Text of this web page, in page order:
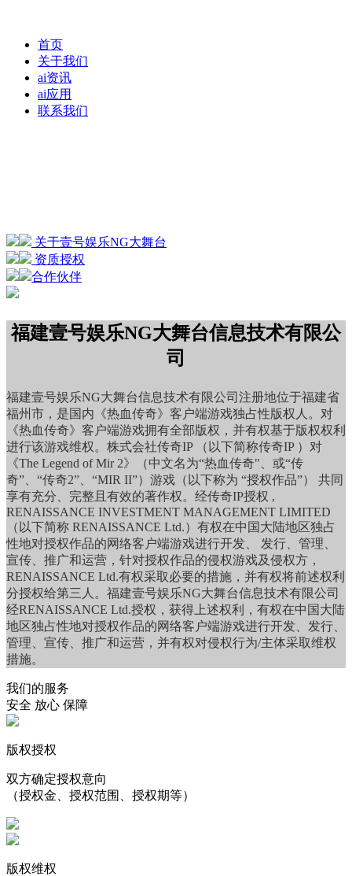
首页
关于我们
ai资讯
ai应用
联系我们
关于壹号娱乐NG大舞台
资质授权
合作伙伴
福建壹号娱乐NG大舞台信息技术有限公
司
福建壹号娱乐NG大舞台信息技术有限公司注册地位于福建省
福州市，是国内《热血传奇》客户端游戏独占性版权人。对
《热血传奇》客户端游戏拥有全部版权，并有权基于版权权利
进行该游戏维权。株式会社传奇IP （以下简称传奇IP ）对
《The Legend of Mir 2》（中文名为“热血传奇"、或“传
奇”、“传奇2”、“MIR II”）游戏（以下称为 “授权作品”） 共同
享有充分、完整且有效的著作权。经传奇IP授权 ,
RENAISSANCE INVESTMENT MANAGEMENT LIMITED
（以下简称 RENAISSANCE Ltd.）有权在中国大陆地区独占
性地对授权作品的网络客户端游戏进行开发、 发行、管理、
宣传、推广和运营，针对授权作品的侵权游戏及侵权方，
RENAISSANCE Ltd.有权采取必要的措施，并有权将前述权利
分授权给第三人。福建壹号娱乐NG大舞台信息技术有限公司
经RENAISSANCE Ltd.授权，获得上述权利，有权在中国大陆
地区独占性地对授权作品的网络客户端游戏进行开发、发行、
管理、宣传、推广和运营，并有权对侵权行为/主体采取维权
措施。
我们的服务
安全 放心 保障
版权授权
双方确定授权意向
（授权金、授权范围、授权期等）
版权维权